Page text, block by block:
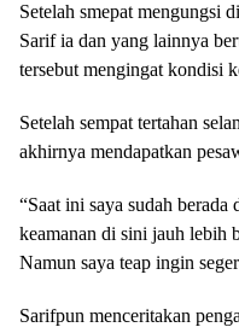
Setelah smepat mengungsi
Sarif ia dan yang lainnya
tersebut mengingat kondisi
Setelah sempat tertahan
akhirnya mendapatkan
“Saat ini saya sudah
keamanan di sini jauh lebih
Namun saya teap ingin
Sarifpun menceritakan